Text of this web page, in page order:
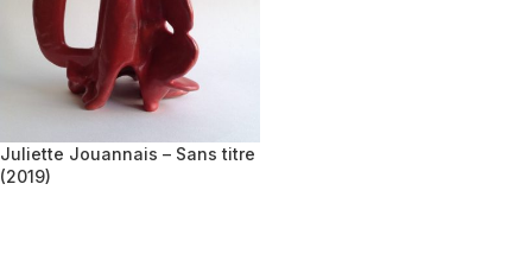
Juliette Jouannais – Sans titre
(2019)